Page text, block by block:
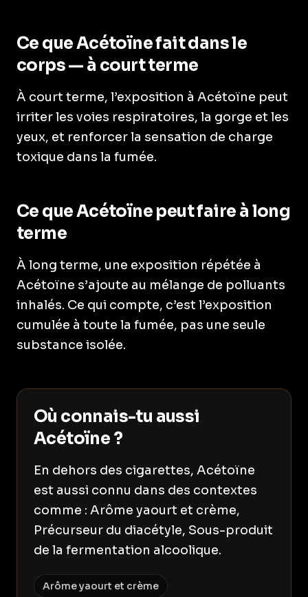
Ce que Acétoïne fait dans le
corps — à court terme
À court terme, l’exposition à Acétoïne peut
irriter les voies respiratoires, la gorge et les
yeux, et renforcer la sensation de charge
toxique dans la fumée.
Ce que Acétoïne peut faire à long
terme
À long terme, une exposition répétée à
Acétoïne s’ajoute au mélange de polluants
inhalés. Ce qui compte, c’est l’exposition
cumulée à toute la fumée, pas une seule
substance isolée.
Où connais-tu aussi
Acétoïne ?
En dehors des cigarettes, Acétoïne
est aussi connu dans des contextes
comme : Arôme yaourt et crème,
Précurseur du diacétyle, Sous-produit
de la fermentation alcoolique.
Arôme yaourt et crème